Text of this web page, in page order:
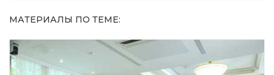
МАТЕРИАЛЫ ПО ТЕМЕ: